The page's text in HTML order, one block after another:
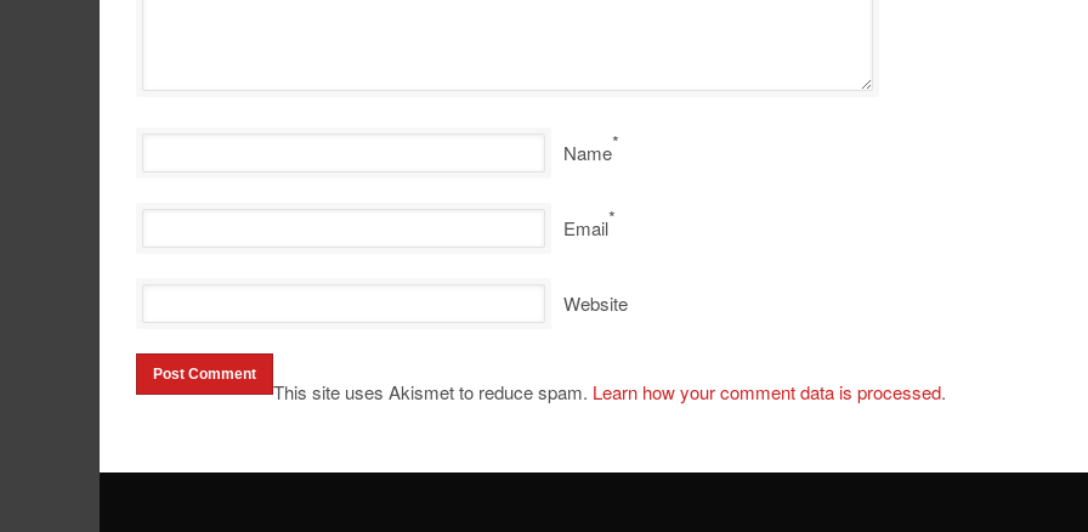
Name*
Email*
Website
This site uses Akismet to reduce spam. Learn how your comment data is processed.